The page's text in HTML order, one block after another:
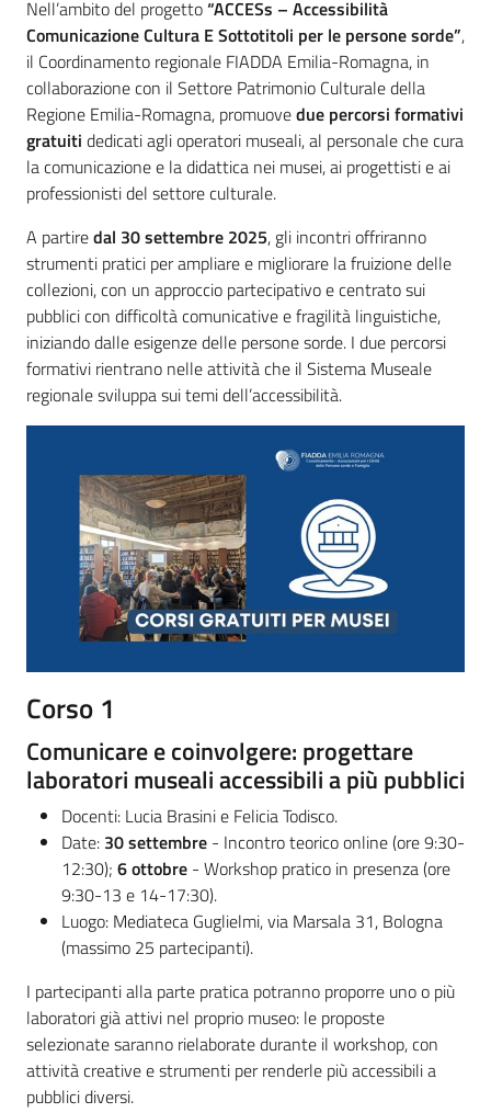
Seguici
su
Introduzione
Nell’ambito del progetto“ACCESs – Accessibilità
Comunicazione Cultura E Sottotitoli per le persone sorde”,
il Coordinamento regionale FIADDA Emilia-Romagna, in
collaborazione con il Settore Patrimonio Culturale della
Regione Emilia-Romagna, promuovedue percorsi formativi
gratuiti dedicati agli operatori museali, al personale che cura
la comunicazione e la didattica nei musei, ai progettisti e ai
professionisti del settore culturale.
A partiredal 30 settembre 2025, gli incontri offriranno
strumenti pratici per ampliare e migliorare la fruizione delle
collezioni, con un approccio partecipativo e centrato sui
pubblici con difficoltà comunicative e fragilità linguistiche,
iniziando dalle esigenze delle persone sorde. I due percorsi
formativi rientrano nelle attività che il Sistema Museale
regionale sviluppa sui temi dell’accessibilità.
Corso 1
Comunicare e coinvolgere: progettare
laboratori museali accessibili a più pubblici
Docenti: Lucia Brasini e Felicia Todisco.
Date: 30 settembre - Incontro teorico online (ore 9:30-
12:30); 6 ottobre - Workshop pratico in presenza (ore
9:30-13 e 14-17:30).
Luogo: Mediateca Guglielmi, via Marsala 31, Bologna
(massimo 25 partecipanti).
I partecipanti alla parte pratica potranno proporre uno o più
laboratori già attivi nel proprio museo: le proposte
selezionate saranno rielaborate durante il workshop, con
attività creative e strumenti per renderle più accessibili a
pubblici diversi.